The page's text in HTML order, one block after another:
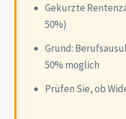
Gekurzte
50%)
Grund:
50% moglich
Prüfen Sie, ob